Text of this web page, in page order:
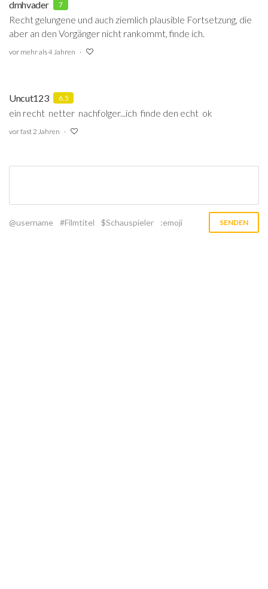
dmhvader 7
Recht gelungene und auch ziemlich plausible Fortsetzung, die
aber an den Vorgänger nicht rankommt, finde ich.
vor mehr als 4 Jahren
Uncut123 6.5
ein recht netter nachfolger...ich finde den echt ok
vor fast 2 Jahren
@username #Filmtitel $Schauspieler :emoji